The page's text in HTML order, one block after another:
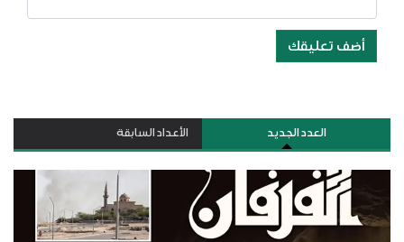
أضف تعليقك
العدد الجديد الأعداد السابقة